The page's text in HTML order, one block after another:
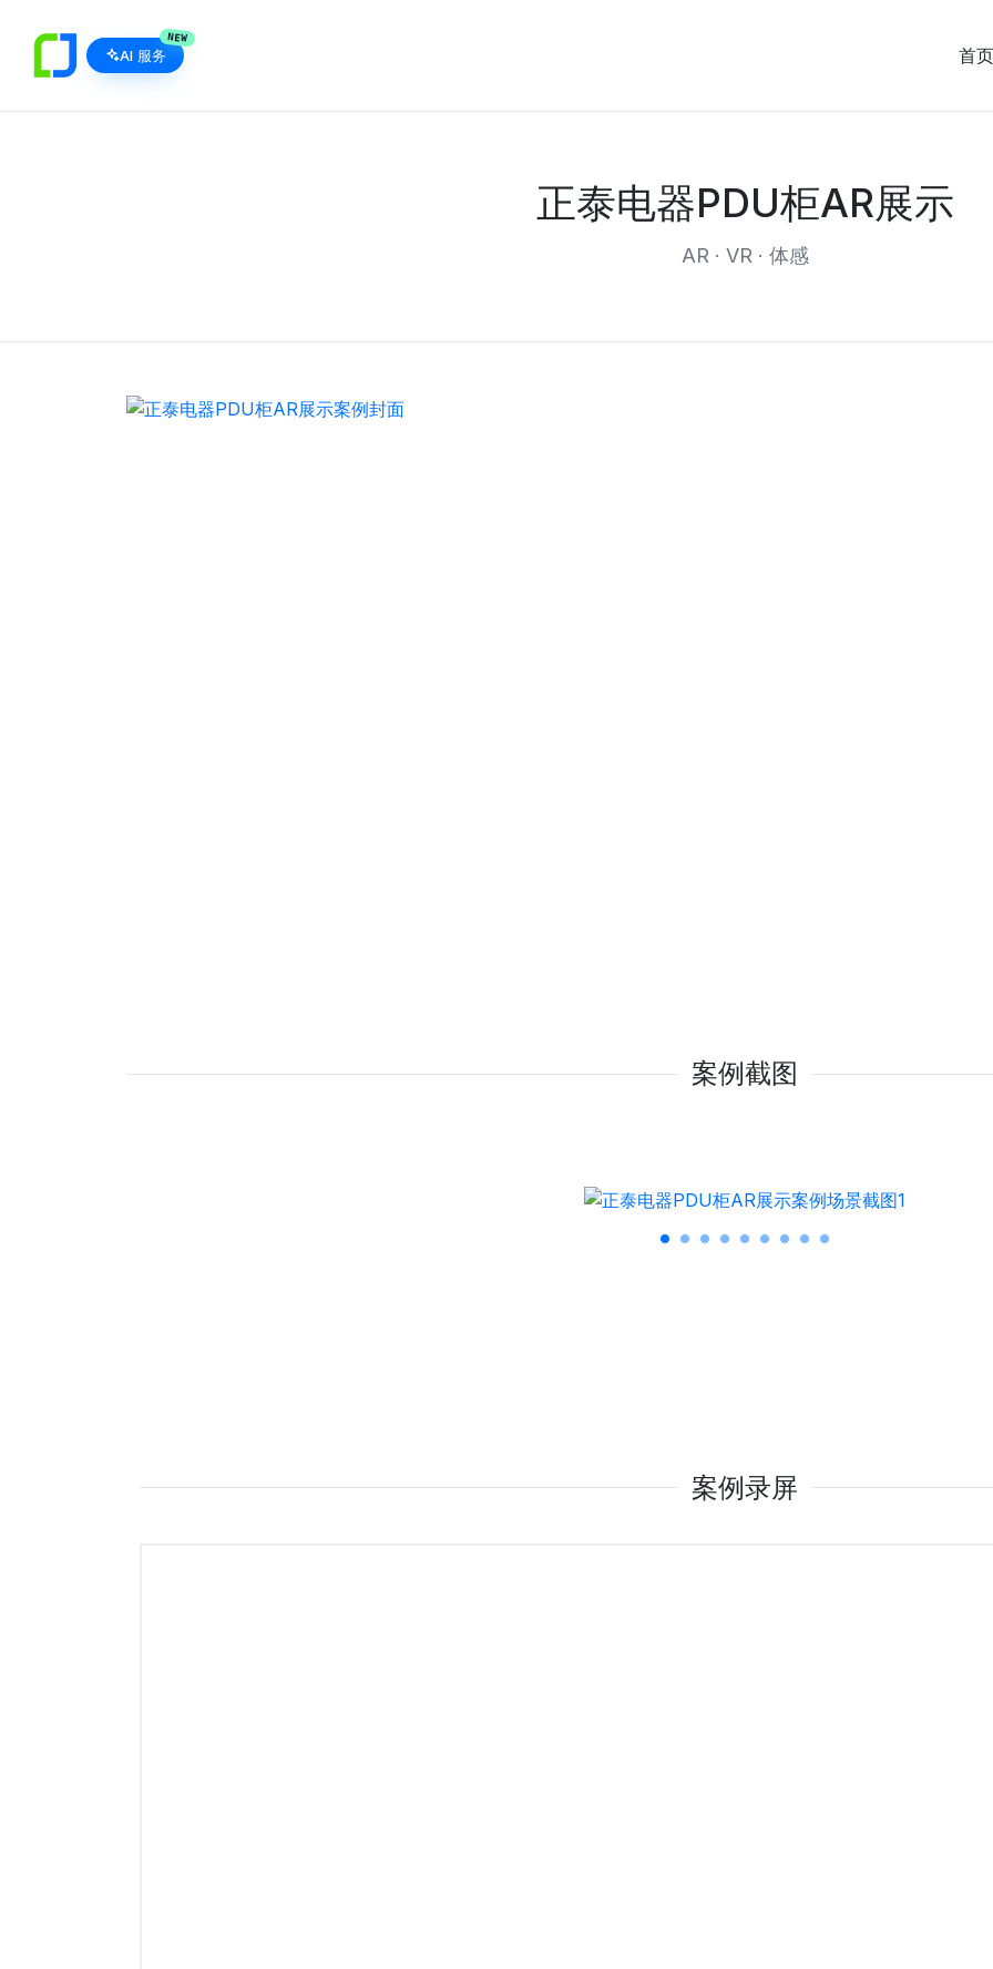
AI 服务
NEW
首页
正泰电器PDU柜AR展示
AR · VR · 体感
案例截图
案例录屏